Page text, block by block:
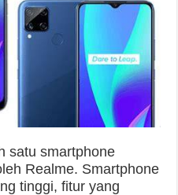
satu smartphone
Realme. Smartphone
tinggi, fitur yang